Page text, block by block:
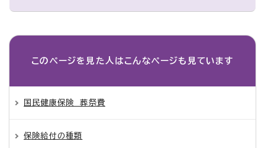
このページを見た人は こんなページも見ています
国民健康保険 葬祭費
保険給付の種類